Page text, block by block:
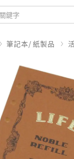
筆記本/ 紙製品